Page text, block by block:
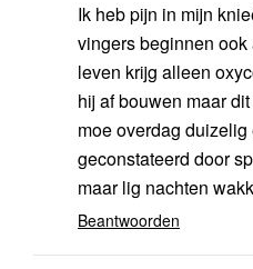
Ik heb pijn in mijn
vingers beginnen
leven krijg alleen
hij af bouwen maar
moe overdag
geconstateerd door
maar lig nachten
Beantwoorden